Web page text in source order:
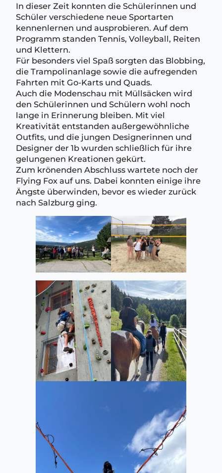
In dieser Zeit konnten die Schülerinnen und
Schüler verschiedene neue Sportarten
kennenlernen und ausprobieren. Auf dem
Programm standen Tennis, Volleyball, Reiten
und Klettern.
Für besonders viel Spaß sorgten das Blobbing,
die Trampolinanlage sowie die aufregenden
Fahrten mit Go-Karts und Quads.
Auch die Modenschau mit Müllsäcken wird
den Schülerinnen und Schülern wohl noch
lange in Erinnerung bleiben. Mit viel
Kreativität entstanden außergewöhnliche
Outfits, und die jungen Designerinnen und
Designer der 1b wurden schließlich für ihre
gelungenen Kreationen gekürt.
Zum krönenden Abschluss wartete noch der
Flying Fox auf uns. Dabei konnten einige ihre
Ängste überwinden, bevor es wieder zurück
nach Salzburg ging.